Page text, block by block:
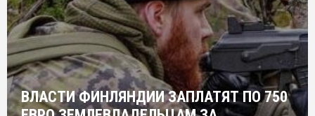
ВЛАСТИ ФИНЛЯНДИИ ЗАПЛАТЯТ ПО 750